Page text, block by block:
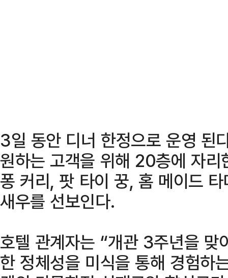
3일 동안 디너 한정으로 운영 된
원하는 고객을 위해 20층에 자
퐁 커리, 팟 타이 꿍, 홈 메이드
새우를 선보인다.
호텔 관계자는 “개관 3주년을 맞
한 정체성을 미식을 통해 경험하